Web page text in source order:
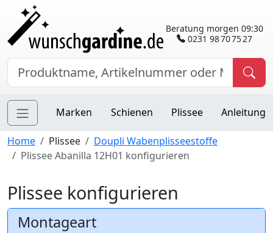
Beratung morgen 09:30
0231 98 70 75 27
Marken Schienen Plissee Anleitung
Home Plissee
Doupli Wabenplisseestoffe
Plissee Abanilla 12H01 konfigurieren
Plissee konfigurieren
Montageart